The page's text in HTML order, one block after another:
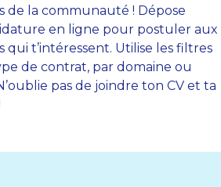
de la communauté ! Dépose
en ligne pour postuler aux
qui t’intéressent. Utilise les filtres
de contrat, par domaine ou
pas de joindre ton CV et ta